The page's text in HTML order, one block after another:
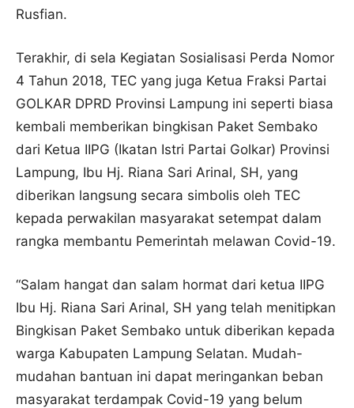
Rusfian.
Terakhir, di sela Kegiatan Sosialisasi Perda Nomor
4 Tahun 2018, TEC yang juga Ketua Fraksi Partai
GOLKAR DPRD Provinsi Lampung ini seperti biasa
kembali memberikan bingkisan Paket Sembako
dari Ketua IIPG (Ikatan Istri Partai Golkar) Provinsi
Lampung, Ibu Hj. Riana Sari Arinal, SH, yang
diberikan langsung secara simbolis oleh TEC
kepada perwakilan masyarakat setempat dalam
rangka membantu Pemerintah melawan Covid-19.
“Salam hangat dan salam hormat dari ketua IIPG
Ibu Hj. Riana Sari Arinal, SH yang telah menitipkan
Bingkisan Paket Sembako untuk diberikan kepada
warga Kabupaten Lampung Selatan. Mudah-
mudahan bantuan ini dapat meringankan beban
masyarakat terdampak Covid-19 yang belum